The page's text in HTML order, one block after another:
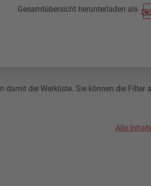
Gesamtübersicht herunterladen als
damit die Werkliste. Sie können die Filter
Alle